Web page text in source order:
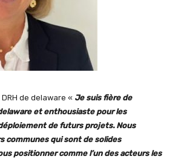
DRH de delaware « Je suis fière de
et enthousiaste pour les
de futurs projets. Nous
communes qui sont de solides
positionner comme l’un des acteurs les